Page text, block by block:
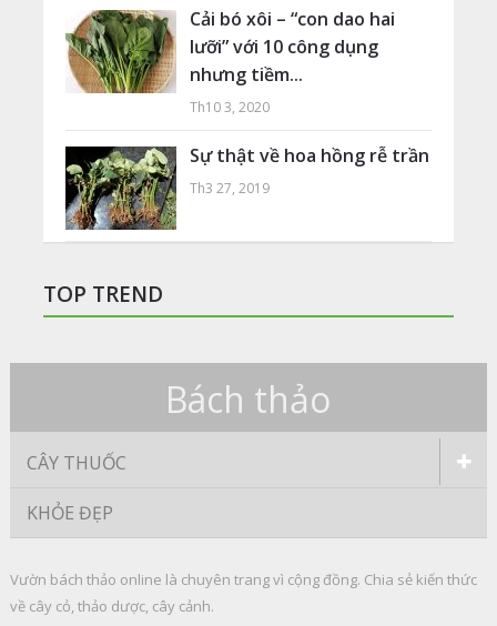
Cải bó xôi – “con dao hai
lưỡi” với 10 công dụng
nhưng tiềm...
Th10 3, 2020
Sự thật về hoa hồng rễ trần
Th3 27, 2019
TOP TREND
Bách thảo
CÂY THUỐC
KHỎE ĐẸP
Vườn bách thảo online là chuyên trang vì cộng đồng. Chia sẻ kiến thức
về cây cỏ, thảo dược, cây cảnh.